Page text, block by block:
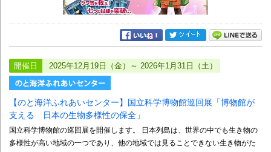
開催日 2025年12月19日（金）～ 2026年1月31日（土）
【のと海洋ふれあいセンター】国立科学博物館巡回展「博物館が
支える 日本の生物多様性の保全」
国立科学博物館の巡回展を開催します。 日本列島は、世界の中でも生き物の
多様性が高い地域の一つであり、他の地域では見ることできない生き物がた